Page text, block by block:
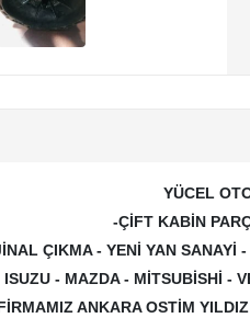
YÜCEL
-ÇİFT KABİN
ÇIKMA - YENİ YAN SANAYİ
- MAZDA - MİTSUBİSHİ -
ANKARA OSTİM